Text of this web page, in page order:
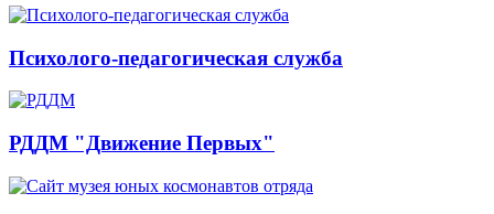
Психолого-педагогическая служба
РДДМ "Движение Первых"